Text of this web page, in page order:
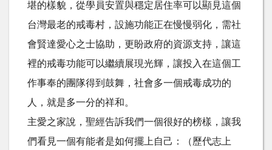
堪的樣貌，從學員安置與穩定居住率可以顯見這個
台灣最老的戒毒村，設施功能正在慢慢弱化，需社
會賢達愛心之士協助，更盼政府的資源支持，讓這
裡的戒毒功能可以繼續展現光輝，讓投入在這個工
作事奉的團隊得到鼓舞，社會多一個戒毒成功的
人，就是多一分的祥和。
主愛之家說，聖經告訴我們一個很好的榜樣，讓我
們看見一個有能者是如何擺上自己：（歷代志上